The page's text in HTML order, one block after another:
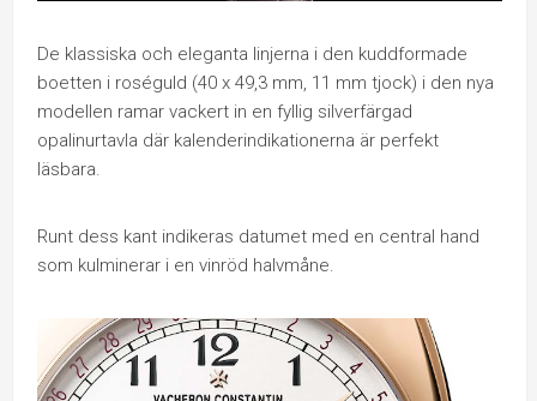
De klassiska och eleganta linjerna i den kuddformade
boetten i roséguld (40 x 49,3 mm, 11 mm tjock) i den nya
modellen ramar vackert in en fyllig silverfärgad
opalinurtavla där kalenderindikationerna är perfekt
läsbara.
Runt dess kant indikeras datumet med en central hand
som kulminerar i en vinröd halvmåne.